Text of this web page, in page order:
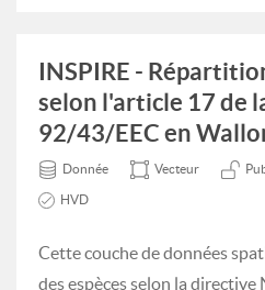
INSPIRE -
selon l'article 17 de
92/43/EEC en
Donnée Vecteur
HVD
Cette couche de données
des espèces selon la